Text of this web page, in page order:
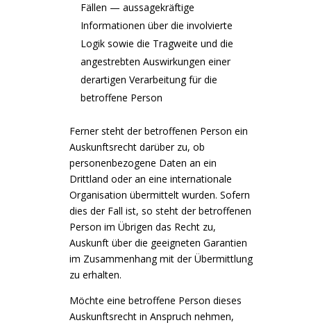
Fällen — aussagekräftige
Informationen über die involvierte
Logik sowie die Tragweite und die
angestrebten Auswirkungen einer
derartigen Verarbeitung für die
betroffene Person
Ferner steht der betroffenen Person ein
Auskunftsrecht darüber zu, ob
personenbezogene Daten an ein
Drittland oder an eine internationale
Organisation übermittelt wurden. Sofern
dies der Fall ist, so steht der betroffenen
Person im Übrigen das Recht zu,
Auskunft über die geeigneten Garantien
im Zusammenhang mit der Übermittlung
zu erhalten.
Möchte eine betroffene Person dieses
Auskunftsrecht in Anspruch nehmen,